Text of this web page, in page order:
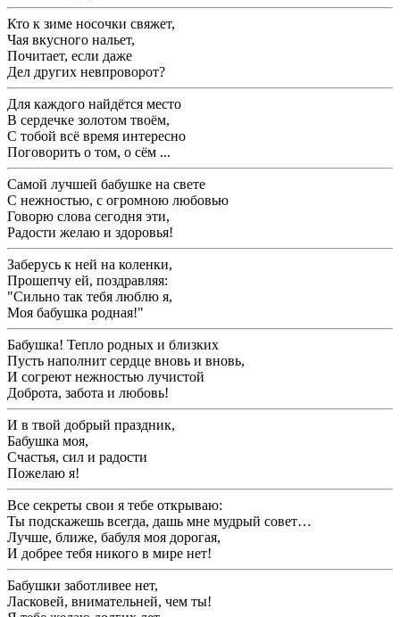
Кто к зиме носочки свяжет,
Чая вкусного нальет,
Почитает, если даже
Дел других невпроворот?
Для каждого найдётся место
В сердечке золотом твоём,
С тобой всё время интересно
Поговорить о том, о сём ...
Самой лучшей бабушке на свете
С нежностью, с огромною любовью
Говорю слова сегодня эти,
Радости желаю и здоровья!
Заберусь к ней на коленки,
Прошепчу ей, поздравляя:
"Сильно так тебя люблю я,
Моя бабушка родная!"
Бабушка! Тепло родных и близких
Пусть наполнит сердце вновь и вновь,
И согреют нежностью лучистой
Доброта, забота и любовь!
И в твой добрый праздник,
Бабушка моя,
Счастья, сил и радости
Пожелаю я!
Все секреты свои я тебе открываю:
Ты подскажешь всегда, дашь мне мудрый совет…
Лучше, ближе, бабуля моя дорогая,
И добрее тебя никого в мире нет!
Бабушки заботливее нет,
Ласковей, внимательней, чем ты!